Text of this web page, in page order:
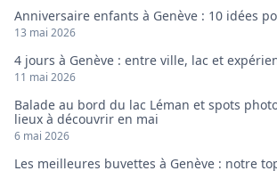
Anniversaire enfants à Genève : 10 idées
13 mai 2026
4 jours à Genève : entre ville, lac et
11 mai 2026
Balade au bord du lac Léman et spots
lieux à découvrir en mai
6 mai 2026
Les meilleures buvettes à Genève : notre